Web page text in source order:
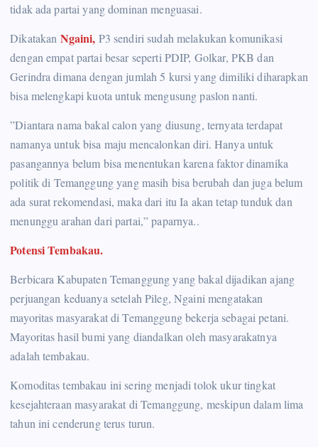
tidak ada partai yang dominan menguasai.
Dikatakan Ngaini, P3 sendiri sudah melakukan komunikasi
dengan empat partai besar seperti PDIP, Golkar, PKB dan
Gerindra dimana dengan jumlah 5 kursi yang dimiliki diharapkan
bisa melengkapi kuota untuk mengusung paslon nanti.
”Diantara nama bakal calon yang diusung, ternyata terdapat
namanya untuk bisa maju mencalonkan diri. Hanya untuk
pasangannya belum bisa menentukan karena faktor dinamika
politik di Temanggung yang masih bisa berubah dan juga belum
ada surat rekomendasi, maka dari itu Ia akan tetap tunduk dan
menunggu arahan dari partai,” paparnya..
Potensi Tembakau.
Berbicara Kabupaten Temanggung yang bakal dijadikan ajang
perjuangan keduanya setelah Pileg, Ngaini mengatakan
mayoritas masyarakat di Temanggung bekerja sebagai petani.
Mayoritas hasil bumi yang diandalkan oleh masyarakatnya
adalah tembakau.
Komoditas tembakau ini sering menjadi tolok ukur tingkat
kesejahteraan masyarakat di Temanggung, meskipun dalam lima
tahun ini cenderung terus turun.